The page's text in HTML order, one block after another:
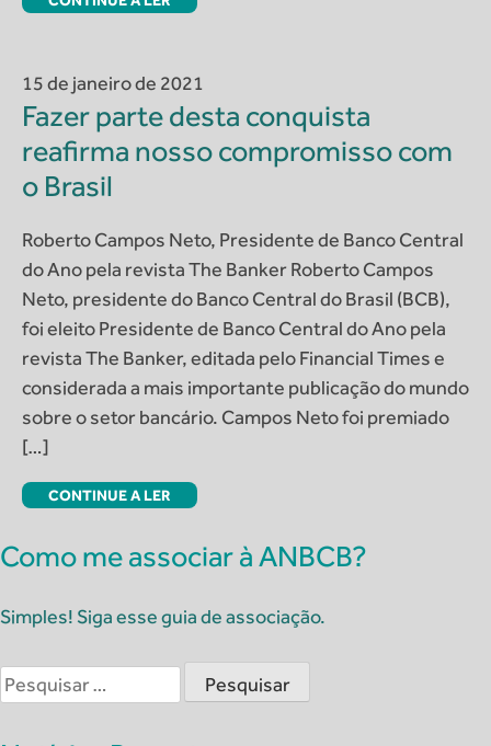
15 de janeiro de 2021
Fazer parte desta conquista
reafirma nosso compromisso com
o Brasil
Roberto Campos Neto, Presidente de Banco Central
do Ano pela revista The Banker Roberto Campos
Neto, presidente do Banco Central do Brasil (BCB),
foi eleito Presidente de Banco Central do Ano pela
revista The Banker, editada pelo Financial Times e
considerada a mais importante publicação do mundo
sobre o setor bancário. Campos Neto foi premiado
[…]
CONTINUE A LER
Como me associar à ANBCB?
Simples! Siga esse guia de associação.
Pesquisar
por: